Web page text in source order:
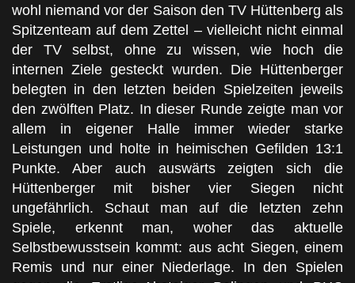
wohl niemand vor der Saison den TV Hüttenberg als
Spitzenteam auf dem Zettel – vielleicht nicht einmal
der TV selbst, ohne zu wissen, wie hoch die
internen Ziele gesteckt wurden. Die Hüttenberger
belegten in den letzten beiden Spielzeiten jeweils
den zwölften Platz. In dieser Runde zeigte man vor
allem in eigener Halle immer wieder starke
Leistungen und holte in heimischen Gefilden 13:1
Punkte. Aber auch auswärts zeigten sich die
Hüttenberger mit bisher vier Siegen nicht
ungefährlich. Schaut man auf die letzten zehn
Spiele, erkennt man, woher das aktuelle
Selbstbewusstsein kommt: aus acht Siegen, einem
Remis und nur einer Niederlage. In den Spielen